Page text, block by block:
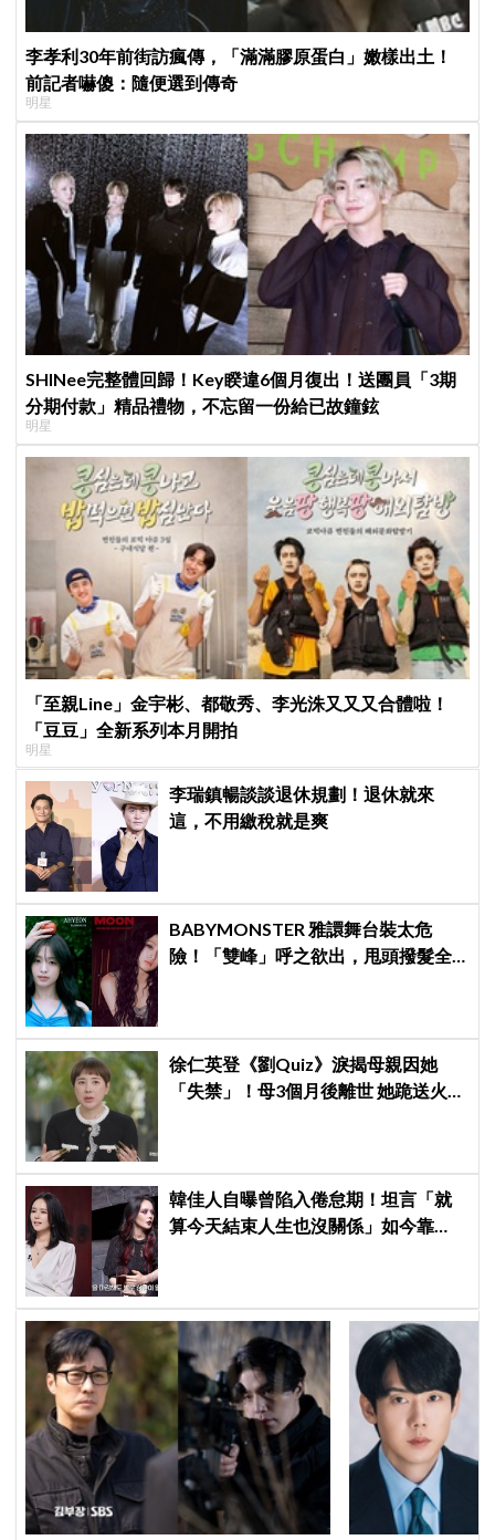
李孝利30年前街訪瘋傳，「滿滿膠原蛋白」嫩樣出土！
前記者嚇傻：隨便選到傳奇
明星
SHINee完整體回歸！Key睽違6個月復出！送團員「3期
分期付款」精品禮物，不忘留一份給已故鐘鉉
明星
「至親Line」金宇彬、都敬秀、李光洙又又又合體啦！
「豆豆」全新系列本月開拍
明星
李瑞鎮暢談談退休規劃！退休就來
這，不用繳稅就是爽
BABYMONSTER 雅譞舞台裝太危
險！「雙峰」呼之欲出，甩頭撥髮全
徐仁英登《劉Quiz》淚揭母親因她
「失禁」！母3個月後離世 她跪送火葬
韓佳人自曝曾陷入倦怠期！坦言「就
算今天結束人生也沒關係」如今靠